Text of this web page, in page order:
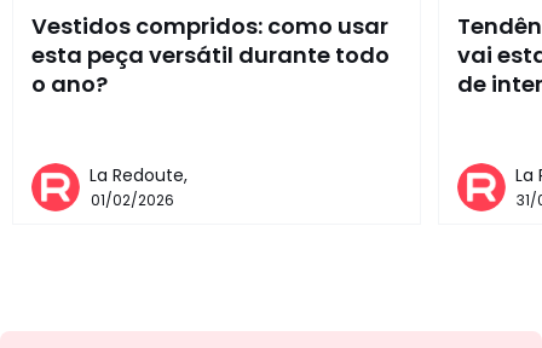
Vestidos compridos: como usar
esta peça versátil durante todo
o ano?
La Redoute,
01/02/2026
vai
de
La